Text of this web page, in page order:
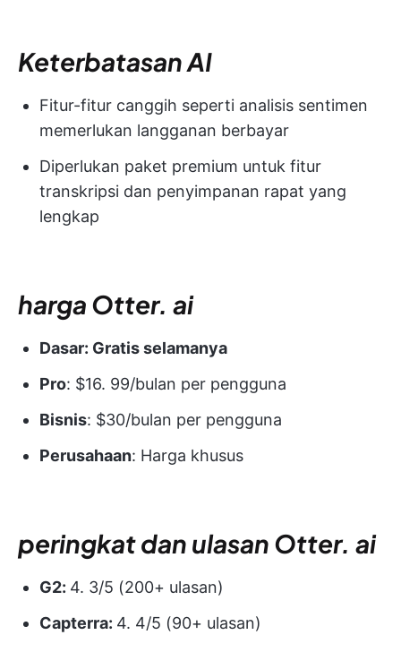
Keterbatasan AI
Fitur-fitur canggih seperti analisis sentimen
memerlukan langganan berbayar
Diperlukan paket premium untuk fitur
transkripsi dan penyimpanan rapat yang
lengkap
harga Otter. ai
Dasar: Gratis selamanya
Pro: $16. 99/bulan per pengguna
Bisnis: $30/bulan per pengguna
Perusahaan: Harga khusus
peringkat dan ulasan Otter. ai
G2: 4. 3/5 (200+ ulasan)
Capterra: 4. 4/5 (90+ ulasan)